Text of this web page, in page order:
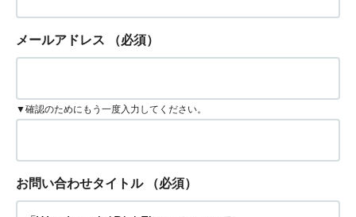
メールアドレス （必須）
▼確認のためにもう一度入力してください。
お問い合わせタイトル （必須）